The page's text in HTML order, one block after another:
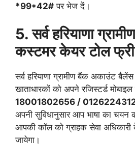
*99*42# पर भेज दें।
5. सर्व हरियाणा
कस्टमर केयर टोल फ्री
सर्व हरियाणा ग्रामीण बैंक अकाउंट
खाताधारकों को अपने रजिस्टर्ड
18001802656 /
अपनी सुविधानुसार आप भाषा का
आपकी कॉल को ग्राहक सेवा अधिकारी
जायेगा।